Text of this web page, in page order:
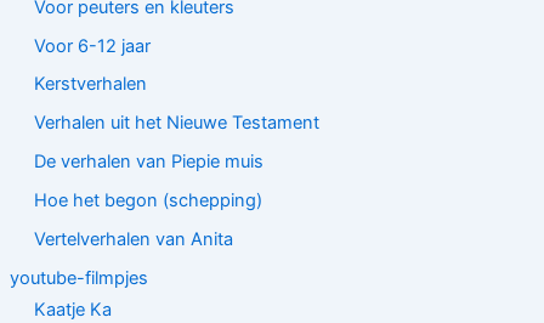
Voor peuters en kleuters
Voor 6-12 jaar
Kerstverhalen
Verhalen uit het Nieuwe Testament
De verhalen van Piepie muis
Hoe het begon (schepping)
Vertelverhalen van Anita
youtube-filmpjes
Kaatje Ka